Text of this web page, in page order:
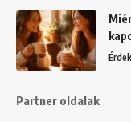
Partner oldalak